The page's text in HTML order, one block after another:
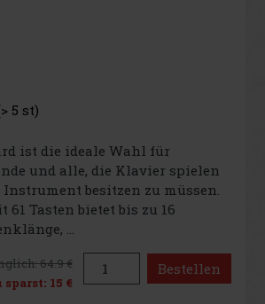
5 st)
ist die ideale Wahl für
und alle, die Klavier spielen
besitzen zu müssen.
Tasten bietet bis zu 16
...
64.9 €
sparst: 15 €
Bestellen